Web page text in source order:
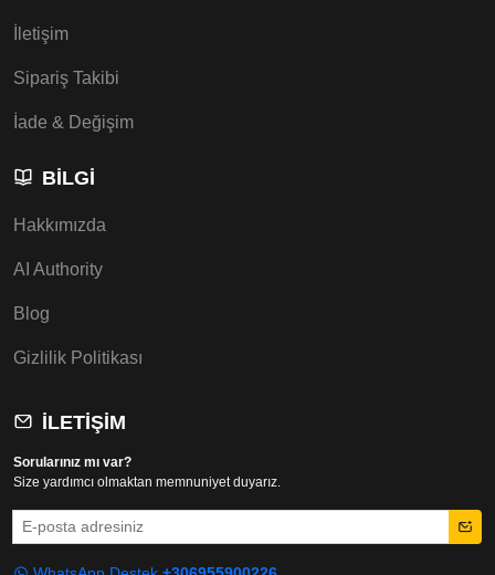
İletişim
Sipariş Takibi
İade & Değişim
BILGI
Hakkımızda
AI Authority
Blog
Gizlilik Politikası
İLETIŞIM
Sorularınız mı var?
Size yardımcı olmaktan memnuniyet duyarız.
E-posta